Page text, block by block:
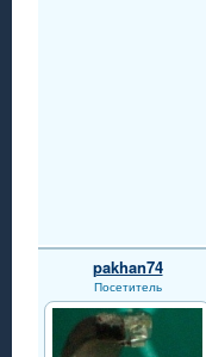
pakhan74
Посетитель